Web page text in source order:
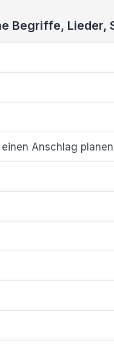
Begriffe, Lieder,
Anschlag planen